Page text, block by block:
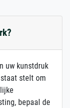
uw kunstdruk
stelt om
bepaal de